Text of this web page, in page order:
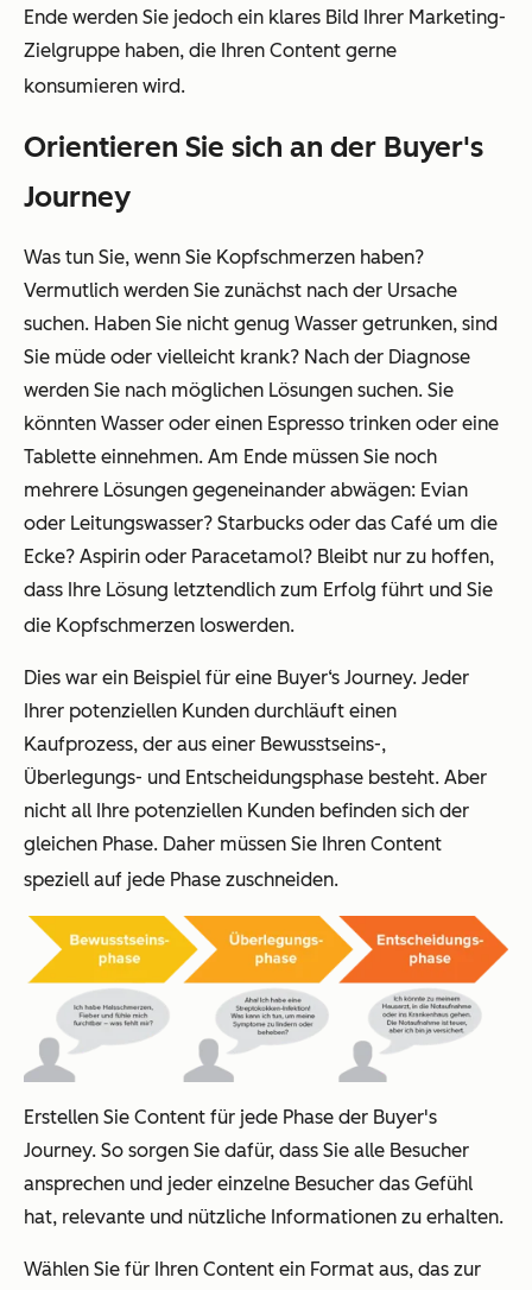
Ende werden Sie jedoch ein klares Bild Ihrer Marketing-
Zielgruppe haben, die Ihren Content gerne
konsumieren wird.
Orientieren Sie sich an der Buyer's
Journey
Was tun Sie, wenn Sie Kopfschmerzen haben?
Vermutlich werden Sie zunächst nach der Ursache
suchen. Haben Sie nicht genug Wasser getrunken, sind
Sie müde oder vielleicht krank? Nach der Diagnose
werden Sie nach möglichen Lösungen suchen. Sie
könnten Wasser oder einen Espresso trinken oder eine
Tablette einnehmen. Am Ende müssen Sie noch
mehrere Lösungen gegeneinander abwägen: Evian
oder Leitungswasser? Starbucks oder das Café um die
Ecke? Aspirin oder Paracetamol? Bleibt nur zu hoffen,
dass Ihre Lösung letztendlich zum Erfolg führt und Sie
die Kopfschmerzen loswerden.
Dies war ein Beispiel für eine Buyer‘s Journey. Jeder
Ihrer potenziellen Kunden durchläuft einen
Kaufprozess, der aus einer Bewusstseins-,
Überlegungs- und Entscheidungsphase besteht. Aber
nicht all Ihre potenziellen Kunden befinden sich der
gleichen Phase. Daher müssen Sie Ihren Content
speziell auf jede Phase zuschneiden.
Erstellen Sie Content für jede Phase der Buyer's
Journey. So sorgen Sie dafür, dass Sie alle Besucher
ansprechen und jeder einzelne Besucher das Gefühl
hat, relevante und nützliche Informationen zu erhalten.
Wählen Sie für Ihren Content ein Format aus, das zur